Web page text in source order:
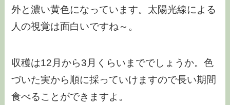
外と濃い黄色になっています。太陽光線による
人の視覚は面白いですね～。
収穫は12月から3月くらいまででしょうか。色
づいた実から順に採っていけますので長い期間
食べることができますよ。